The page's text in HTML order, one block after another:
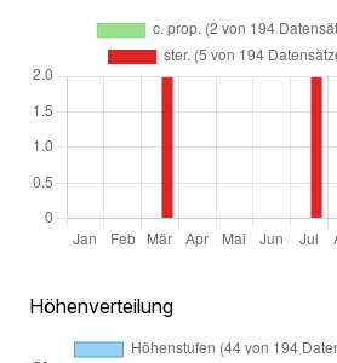
Höhenverteilung